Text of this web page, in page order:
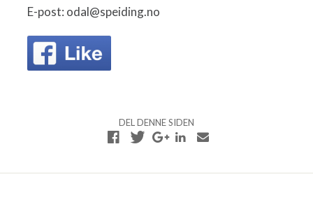
E-post: odal@speiding.no
DEL DENNE SIDEN